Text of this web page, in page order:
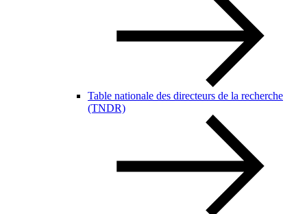
Table nationale des directeurs de la recherche
(TNDR)